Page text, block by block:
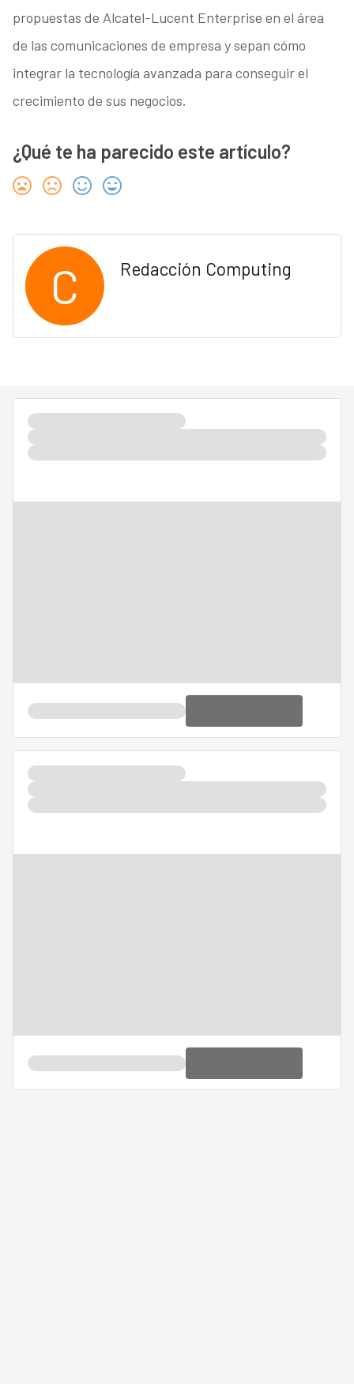
propuestas de Alcatel-Lucent Enterprise en el área
de las comunicaciones de empresa y sepan cómo
integrar la tecnología avanzada para conseguir el
crecimiento de sus negocios.
¿Qué te ha parecido este artículo?
C Redacción Computing